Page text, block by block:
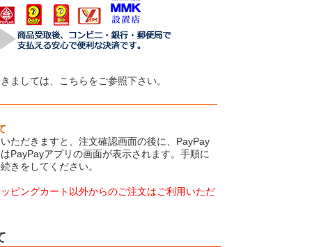
ましては、こちらをご参照下さい。
ただきますと、注文確認画面の後に、PayPay
PayPayアプリの画面が表示されます。手順に
きをしてください。
ピングカート以外からのご注文はご利用いただ